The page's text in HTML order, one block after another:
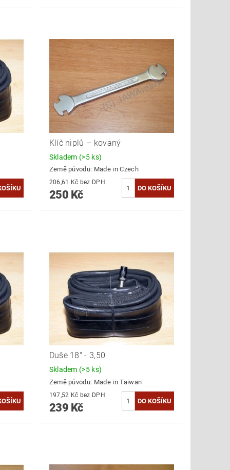
Klíč niplů – kovaný
Skladem (>5 ks)
Země původu: Made in Czech
206,61 Kč bez DPH
250 Kč
Duše 18" - 3,50
Skladem (>5 ks)
Země původu: Made in Taiwan
197,52 Kč bez DPH
239 Kč